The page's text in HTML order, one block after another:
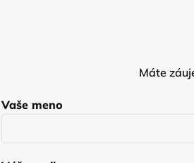
Máte
Vaše meno